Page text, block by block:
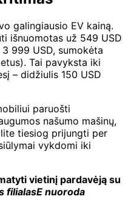
galingiausio EV kainą.
išnuomotas už 549 USD
999 USD, sumokėta
Tai pavyksta iki
– didžiulis 150 USD
paruošti
našumo mašinų,
tiesiog prijungti per
vykdomi iki
vietinį pardavėją su
filialasE nuoroda